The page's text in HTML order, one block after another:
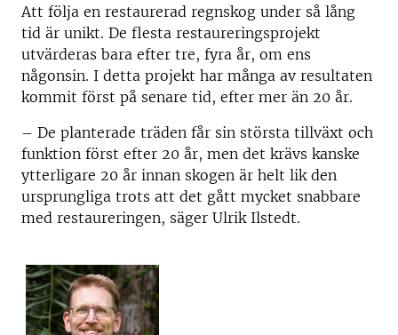
Att följa en restaurerad regnskog under så lång
tid är unikt. De flesta restaureringsprojekt
utvärderas bara efter tre, fyra år, om ens
någonsin. I detta projekt har många av resultaten
kommit först på senare tid, efter mer än 20 år.
– De planterade träden får sin största tillväxt och
funktion först efter 20 år, men det krävs kanske
ytterligare 20 år innan skogen är helt lik den
ursprungliga trots att det gått mycket snabbare
med restaureringen, säger Ulrik Ilstedt.